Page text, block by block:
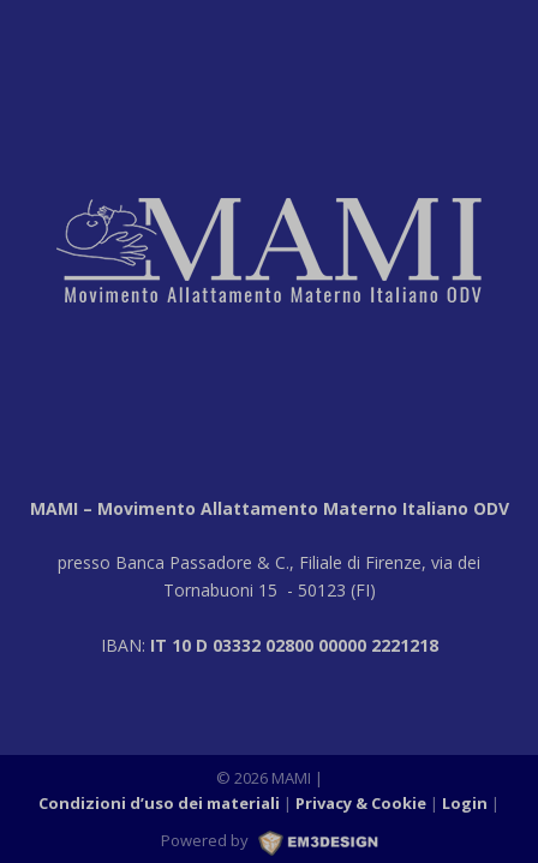
MAMI – Movimento Allattamento Materno Italiano ODV
presso Banca Passadore & C., Filiale di Firenze, via dei
Tornabuoni 15 - 50123 (FI)
IBAN: IT 10 D 03332 02800 00000 2221218
© 2026 MAMI |
Condizioni d’uso dei materiali
Privacy & Cookie Login |
Powered by